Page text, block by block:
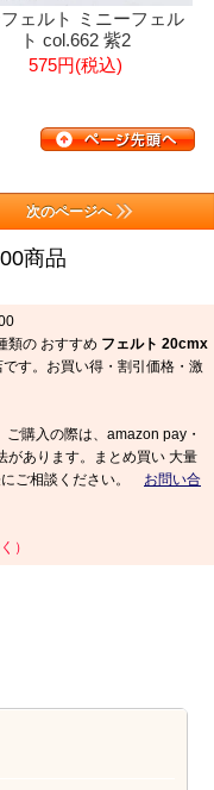
ェルト ミニーフェル
ト col.662 紫2
575円(税込)
次のページへ
商品
類の おすすめ フェルト 20cmx
す。お買い得・割引価格・激
ご購入の際は、amazon pay・
があります。まとめ買い 大量
にご相談ください。 お問い合
）